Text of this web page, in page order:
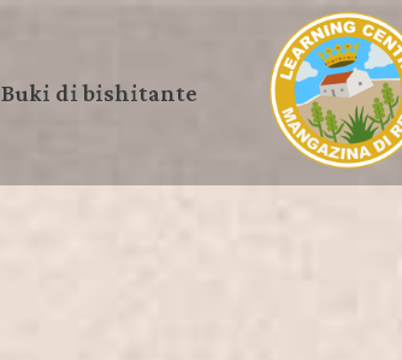
Buki di bishitante